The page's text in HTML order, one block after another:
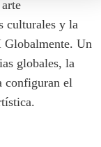
culturales y la
Un
globales, la
configuran el